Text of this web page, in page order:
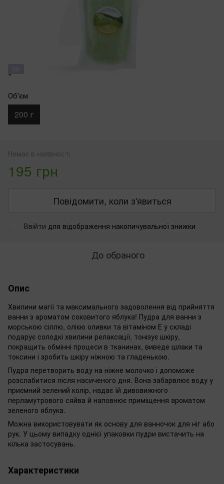
Об'єм
200 г
Немає в наявності
195 грн
Повідомити, коли з'явиться
Ввійти для відображення накопичувальної знижки
До обраного
Опис
Хвилини магії та максимального задоволення від прийняття
ванни з ароматом соковитого яблука! Пудра для ванни з
морською сіллю, олією оливки та вітаміном Е у складі
подарує солодкі хвилини релаксації, тонізує шкіру,
покращить обмінні процеси в тканинах, виведе шлаки та
токсини і зробить шкіру ніжною та гладенькою.
Пудра перетворить воду на ніжне молочко і допоможе
розслабитися після насиченого дня. Вона забарвлює воду у
приємний зелений колір, надає їй дивовижного
перламутрового сяйва й наповнює приміщення ароматом
зеленого яблука.
Можна використовувати як основу для ванночок для ніг або
рук. У цьому випадку однієї упаковки пудри вистачить на
кілька застосувань.
Характеристики